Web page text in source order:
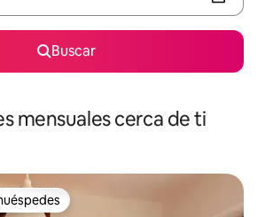
Buscar
mensuales cerca de ti
preferido